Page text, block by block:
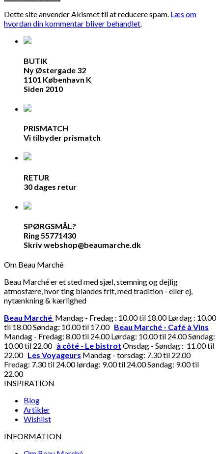
Dette site anvender Akismet til at reducere spam. Læs om
hvordan din kommentar bliver behandlet.
BUTIK
Ny Østergade 32
1101 København K
Siden 2010
PRISMATCH
Vi tilbyder prismatch
RETUR
30 dages retur
SPØRGSMÅL?
Ring 55771430
Skriv webshop@beaumarche.dk
Om Beau Marché
Beau Marché er et sted med sjæl, stemning og dejlig
atmosfære, hvor ting blandes frit, med tradition - eller ej,
nytænkning & kærlighed
Beau Marché Mandag - Fredag : 10.00 til 18.00 Lørdag : 10.00
til 18.00 Søndag: 10.00 til 17.00 Beau Marché - Café à Vins
Mandag - Fredag: 8.00 til 24.00 Lørdag: 10.00 til 24.00 Søndag:
10.00 til 22.00 à côté - Le bistrot Onsdag - Søndag : 11.00 til
22.00 Les Voyageurs Mandag - torsdag: 7.30 til 22.00
Fredag: 7.30 til 24.00 lørdag: 9.00 til 24.00 Søndag: 9.00 til
22.00
INSPIRATION
Blog
Artikler
Wishlist
INFORMATION